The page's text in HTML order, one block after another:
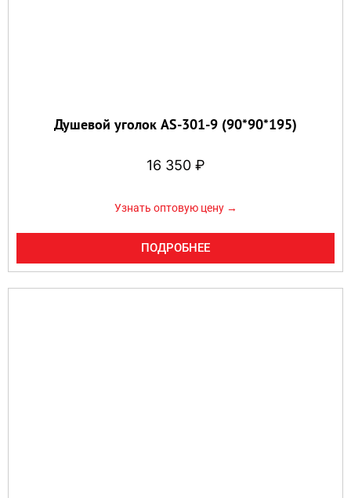
Душевой уголок AS-301-9 (90*90*195)
16 350 ₽
Узнать оптовую цену →
ПОДРОБНЕЕ